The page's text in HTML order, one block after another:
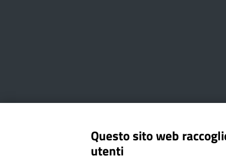
Amministrazione TrasparenteAlbo onlinePrivacy
Questo sito web
utenti